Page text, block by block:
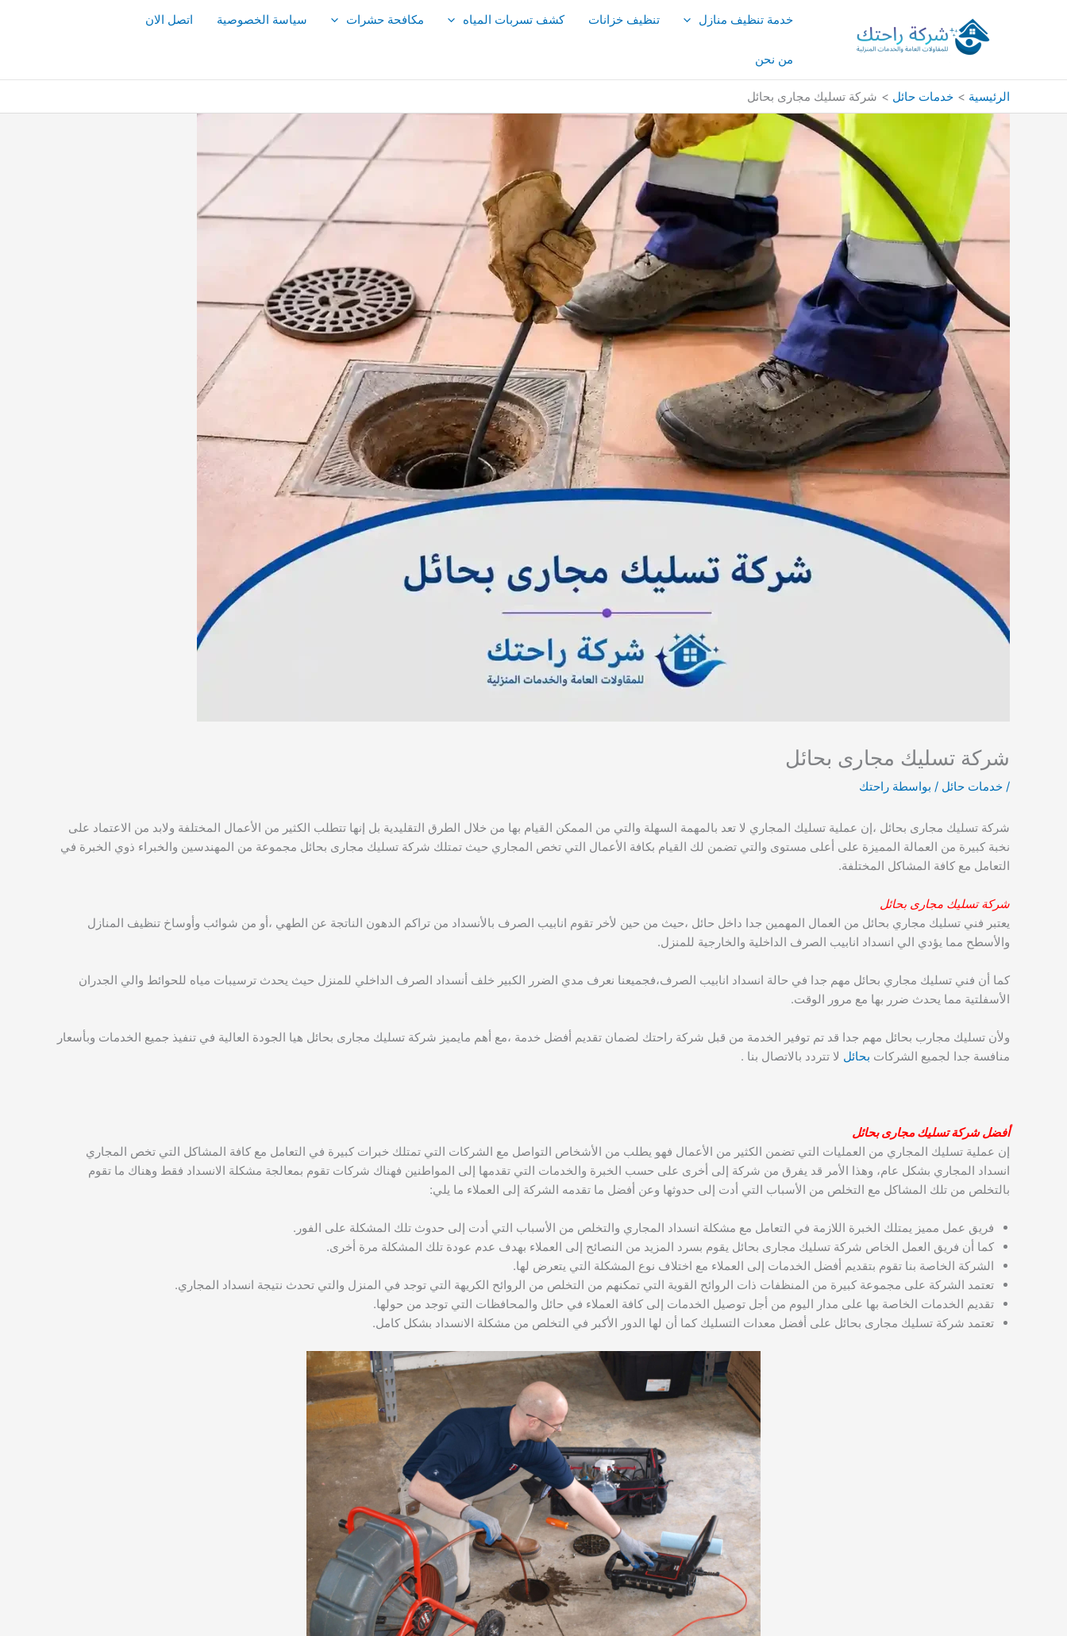
خدمة تنظيف منازل تنظيف خزانات كشف تسربات المياه مكافحة حشرات سياسة الخصوصية اتصل الان
من نحن
الرئيسية خدمات حائل شركة تسليك مجارى بحائل
شركة تسليك مجارى بحائل
/ خدمات حائل / بواسطة راحتك
شركة تسليك مجارى بحائل ،إن عملية تسليك المجاري لا تعد بالمهمة السهلة والتي من الممكن القيام بها من خلال الطرق التقليدية بل إنها تتطلب الكثير من الأعمال المختلفة ولابد من الاعتماد على
نخبة كبيرة من العمالة المميزة على أعلى مستوى والتي تضمن لك القيام بكافة الأعمال التي تخص المجاري حيث تمتلك شركة تسليك مجارى بحائل مجموعة من المهندسين والخبراء ذوي الخبرة في
التعامل مع كافة المشاكل المختلفة.
شركة تسليك مجارى بحائل
يعتبر فني تسليك مجاري بحائل من العمال المهمين جدا داخل حائل ،حيث من حين لأخر تقوم انابيب الصرف بالأنسداد من تراكم الدهون الناتجة عن الطهي ،أو من شوائب وأوساخ تنظيف المنازل
والأسطح مما يؤدي الي انسداد انابيب الصرف الداخلية والخارجية للمنزل.
كما أن فني تسليك مجاري بحائل مهم جدا في حالة انسداد انابيب الصرف،فجميعنا نعرف مدي الضرر الكبير خلف أنسداد الصرف الداخلي للمنزل حيث يحدث ترسيبات مياه للحوائط والي الجدران
الأسفلتية مما يحدث ضرر بها مع مرور الوقت.
ولأن تسليك مجارب بحائل مهم جدا قد تم توفير الخدمة من قبل شركة راحتك لضمان تقديم أفضل خدمة ،مع أهم مايميز شركة تسليك مجارى بحائل هيا الجودة العالية في تنفيذ جميع الخدمات وبأسعار
منافسة جدا لجميع الشركات بحائل لا تتردد بالاتصال بنا .
أفضلشركة تسليك مجارى بحائل
إن عملية تسليك المجاري من العمليات التي تضمن الكثير من الأعمال فهو يطلب من الأشخاص التواصل مع الشركات التي تمتلك خبرات كبيرة في التعامل مع كافة المشاكل التي تخص المجاري
انسداد المجاري بشكل عام، وهذا الأمر قد يفرق من شركة إلى أخرى على حسب الخبرة والخدمات التي تقدمها إلى المواطنين فهناك شركات تقوم بمعالجة مشكلة الانسداد فقط وهناك ما تقوم
بالتخلص من تلك المشاكل مع التخلص من الأسباب التي أدت إلى حدوثها وعن أفضل ما تقدمه الشركة إلى العملاء ما يلي:
فريق عمل مميز يمتلك الخبرة اللازمة في التعامل مع مشكلة انسداد المجاري والتخلص من الأسباب التي أدت إلى حدوث تلك المشكلة على الفور.
كما أن فريق العمل الخاص شركة تسليك مجارى بحائل يقوم بسرد المزيد من النصائح إلى العملاء بهدف عدم عودة تلك المشكلة مرة أخرى.
الشركة الخاصة بنا تقوم بتقديم أفضل الخدمات إلى العملاء مع اختلاف نوع المشكلة التي يتعرض لها.
تعتمد الشركة على مجموعة كبيرة من المنظفات ذات الروائح القوية التي تمكنهم من التخلص من الروائح الكريهة التي توجد في المنزل والتي تحدث نتيجة انسداد المجاري.
تقديم الخدمات الخاصة بها على مدار اليوم من أجل توصيل الخدمات إلى كافة العملاء في حائل والمحافظات التي توجد من حولها.
تعتمد شركة تسليك مجارى بحائل على أفضل معدات التسليك كما أن لها الدور الأكبر في التخلص من مشكلة الانسداد بشكل كامل.